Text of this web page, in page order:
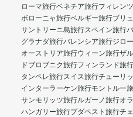
ローマ旅行ベネチア旅行フィレン
ボローニャ旅行ベルギー旅行ブリ
サントリーニ島旅行スペイン旅行
グラナダ旅行バレンシア旅行ジロ
オーストリア旅行ウィーン旅行ザ
ドブロブニク旅行フィンランド旅行
タンペレ旅行スイス旅行チューリ
インターラーケン旅行モントルー
サンモリッツ旅行ルガーノ旅行オ
ハンガリー旅行ブダペスト旅行チ